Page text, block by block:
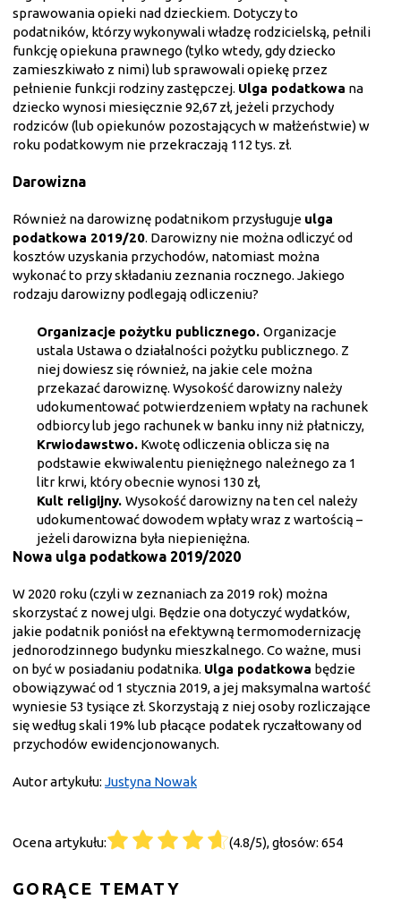
sprawowania opieki nad dzieckiem. Dotyczy to
podatników, którzy wykonywali władzę rodzicielską, pełnili
funkcję opiekuna prawnego (tylko wtedy, gdy dziecko
zamieszkiwało z nimi) lub sprawowali opiekę przez
pełnienie funkcji rodziny zastępczej. Ulga podatkowa na
dziecko wynosi miesięcznie 92,67 zł, jeżeli przychody
rodziców (lub opiekunów pozostających w małżeństwie) w
roku podatkowym nie przekraczają 112 tys. zł.
Darowizna
Również na darowiznę podatnikom przysługuje ulga
podatkowa 2019/20. Darowizny nie można odliczyć od
kosztów uzyskania przychodów, natomiast można
wykonać to przy składaniu zeznania rocznego. Jakiego
rodzaju darowizny podlegają odliczeniu?
Organizacje pożytku publicznego.Organizacje
ustala Ustawa o działalności pożytku publicznego. Z
niej dowiesz się również, na jakie cele można
przekazać darowiznę. Wysokość darowizny należy
udokumentować potwierdzeniem wpłaty na rachunek
odbiorcy lub jego rachunek w banku inny niż płatniczy,
Krwiodawstwo. Kwotę odliczenia oblicza się na
podstawie ekwiwalentu pieniężnego należnego za 1
litr krwi, który obecnie wynosi 130 zł,
Kult religijny.Wysokość darowizny na ten cel należy
udokumentować dowodem wpłaty wraz z wartością –
jeżeli darowizna była niepieniężna.
Nowa ulga podatkowa 2019/2020
W 2020 roku (czyli w zeznaniach za 2019 rok) można
skorzystać z nowej ulgi. Będzie ona dotyczyć wydatków,
jakie podatnik poniósł na efektywną termomodernizację
jednorodzinnego budynku mieszkalnego. Co ważne, musi
on być w posiadaniu podatnika. Ulga podatkowa będzie
obowiązywać od 1 stycznia 2019, a jej maksymalna wartość
wyniesie 53 tysiące zł. Skorzystają z niej osoby rozliczające
się według skali 19% lub płacące podatek ryczałtowany od
przychodów ewidencjonowanych.
Autor artykułu: Justyna Nowak
Ocena artykułu: (4.8/5), głosów: 654
GORĄCE TEMATY